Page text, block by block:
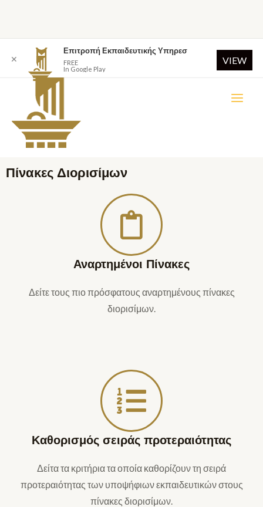
Πίνακες Διορισίμων
Αναρτημένοι Πίνακες
Δείτε τους πιο πρόσφατους αναρτημένους πίνακες
διορισίμων.
Καθορισμός σειράς προτεραιότητας
Δείτα τα κριτήρια τα οποία καθορίζουν τη σειρά
προτεραιότητας των υποψήφιων εκπαιδευτικών στους
πίνακες διορισίμων.
✕
Επιτροπή Εκπαιδευτικής Υπηρεσ
FREE
In Google Play
VIEW